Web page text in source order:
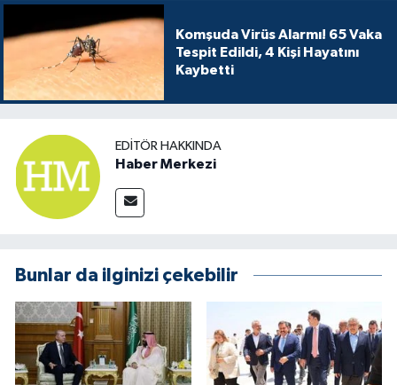
Komşuda Virüs Alarmı! 65 Vaka
Tespit Edildi, 4 Kişi Hayatını
Kaybetti
EDITÖR HAKKINDA
Haber Merkezi
Bunlar da ilginizi çekebilir